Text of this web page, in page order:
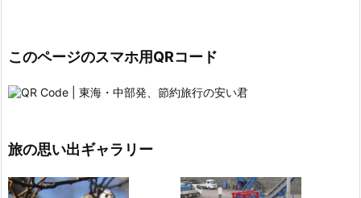
このページのスマホ用QRコード
旅の思い出ギャラリー